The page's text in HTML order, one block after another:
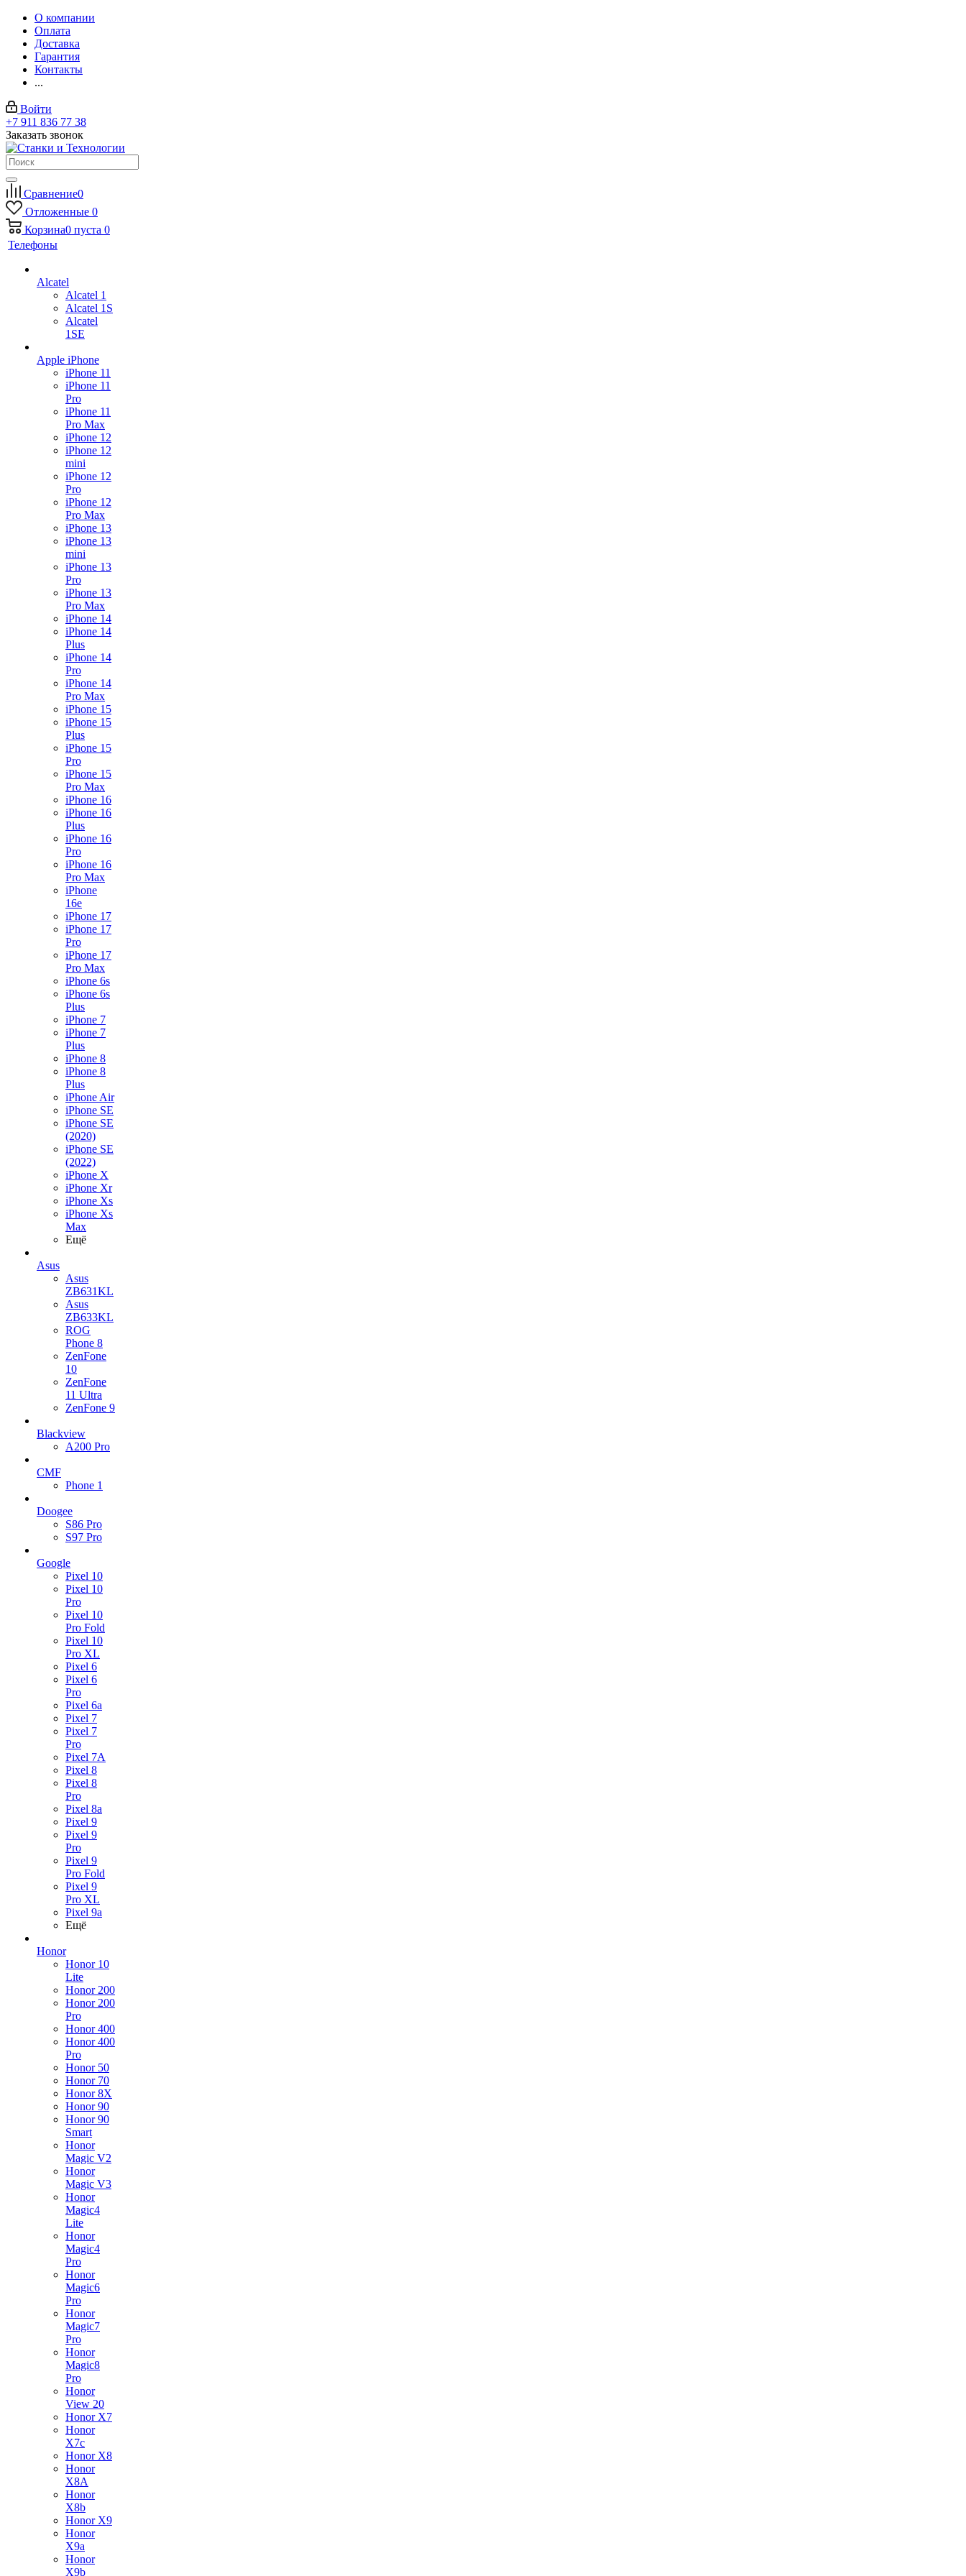
О компании
Оплата
Доставка
Гарантия
Контакты
...
Войти
+7 911 836 77 38
Заказать звонок
Сравнение0
Отложенные 0
Корзина0 пуста 0
Телефоны
Alcatel
Alcatel 1
Alcatel 1S
Alcatel
1SE
Apple iPhone
iPhone 11
iPhone 11
Pro
iPhone 11
Pro Max
iPhone 12
iPhone 12
mini
iPhone 12
Pro
iPhone 12
Pro Max
iPhone 13
iPhone 13
mini
iPhone 13
Pro
iPhone 13
Pro Max
iPhone 14
iPhone 14
Plus
iPhone 14
Pro
iPhone 14
Pro Max
iPhone 15
iPhone 15
Plus
iPhone 15
Pro
iPhone 15
Pro Max
iPhone 16
iPhone 16
Plus
iPhone 16
Pro
iPhone 16
Pro Max
iPhone
16e
iPhone 17
iPhone 17
Pro
iPhone 17
Pro Max
iPhone 6s
iPhone 6s
Plus
iPhone 7
iPhone 7
Plus
iPhone 8
iPhone 8
Plus
iPhone Air
iPhone SE
iPhone SE
(2020)
iPhone SE
(2022)
iPhone X
iPhone Xr
iPhone Xs
iPhone Xs
Max
Ещё
Asus
Asus
ZB631KL
Asus
ZB633KL
ROG
Phone 8
ZenFone
10
ZenFone
11 Ultra
ZenFone 9
Blackview
A200 Pro
CMF
Phone 1
Doogee
S86 Pro
S97 Pro
Google
Pixel 10
Pixel 10
Pro
Pixel 10
Pro Fold
Pixel 10
Pro XL
Pixel 6
Pixel 6
Pro
Pixel 6a
Pixel 7
Pixel 7
Pro
Pixel 7A
Pixel 8
Pixel 8
Pro
Pixel 8a
Pixel 9
Pixel 9
Pro
Pixel 9
Pro Fold
Pixel 9
Pro XL
Pixel 9a
Ещё
Honor
Honor 10
Lite
Honor 200
Honor 200
Pro
Honor 400
Honor 400
Pro
Honor 50
Honor 70
Honor 8X
Honor 90
Honor 90
Smart
Honor
Magic V2
Honor
Magic V3
Honor
Magic4
Lite
Honor
Magic4
Pro
Honor
Magic6
Pro
Honor
Magic7
Pro
Honor
Magic8
Pro
Honor
View 20
Honor X7
Honor
X7c
Honor X8
Honor
X8A
Honor
X8b
Honor X9
Honor
X9a
Honor
X9b